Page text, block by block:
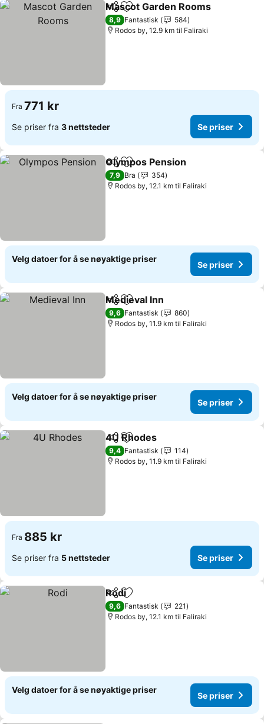
Del Legg til i favoritter
Mascot Garden Rooms
8,9 Fantastisk
584
Rodos by, 12.9 km til Faliraki
Fra 771 kr
Se priser fra 3 nettsteder Se priser
Del Legg til i favoritter
Olympos Pension
7,9 Bra
354
Rodos by, 12.1 km til Faliraki
Velg datoer for å se nøyaktige priser
Se priser
Del Legg til i favoritter
Medieval Inn
9,6 Fantastisk
860
Rodos by, 11.9 km til Faliraki
Velg datoer for å se nøyaktige priser
Se priser
Del Legg til i favoritter
4U Rhodes
9,4 Fantastisk
114
Rodos by, 11.9 km til Faliraki
Fra 885 kr
Se priser fra 5 nettsteder Se priser
Del Legg til i favoritter
Rodi
9,6 Fantastisk
221
Rodos by, 12.1 km til Faliraki
Velg datoer for å se nøyaktige priser
Se priser